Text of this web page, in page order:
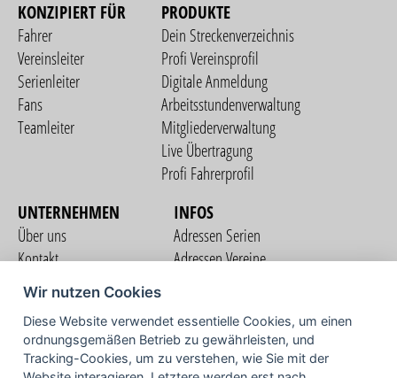
KONZIPIERT FÜR
Fahrer
Vereinsleiter
Serienleiter
Fans
Teamleiter
PRODUKTE
Dein Streckenverzeichnis
Profi Vereinsprofil
Digitale Anmeldung
Arbeitsstundenverwaltung
Mitgliederverwaltung
Live Übertragung
Profi Fahrerprofil
UNTERNEHMEN
Über uns
Kontakt
Nutzungsbedingungen
Datenschutzerklärung
Impressum
INFOS
Adressen Serien
Adressen Vereine
COMMUNITY
Wir nutzen Cookies
Diese Website verwendet essentielle Cookies, um einen
ordnungsgemäßen Betrieb zu gewährleisten, und
Tracking-Cookies, um zu verstehen, wie Sie mit der